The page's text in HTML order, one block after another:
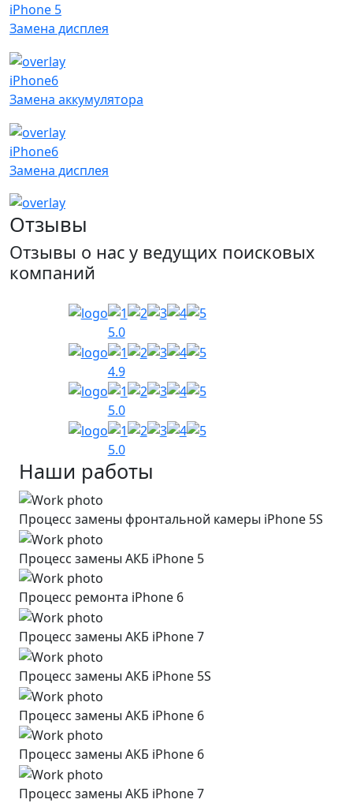
iPhone 5
Замена дисплея
iPhone6
Замена аккумулятора
iPhone6
Замена дисплея
Отзывы
Отзывы о нас у ведущих поисковых
компаний
5.0
4.9
5.0
5.0
Наши работы
Процесс замены фронтальной камеры iPhone 5S
Процесс замены АКБ iPhone 5
Процесс ремонта iPhone 6
Процесс замены АКБ iPhone 7
Процесс замены АКБ iPhone 5S
Процесс замены АКБ iPhone 6
Процесс замены АКБ iPhone 6
Процесс замены АКБ iPhone 7